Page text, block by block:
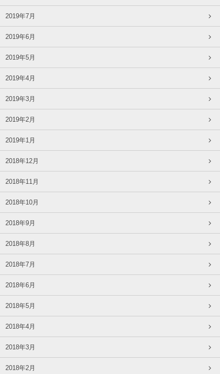
2019年7月
2019年6月
2019年5月
2019年4月
2019年3月
2019年2月
2019年1月
2018年12月
2018年11月
2018年10月
2018年9月
2018年8月
2018年7月
2018年6月
2018年5月
2018年4月
2018年3月
2018年2月